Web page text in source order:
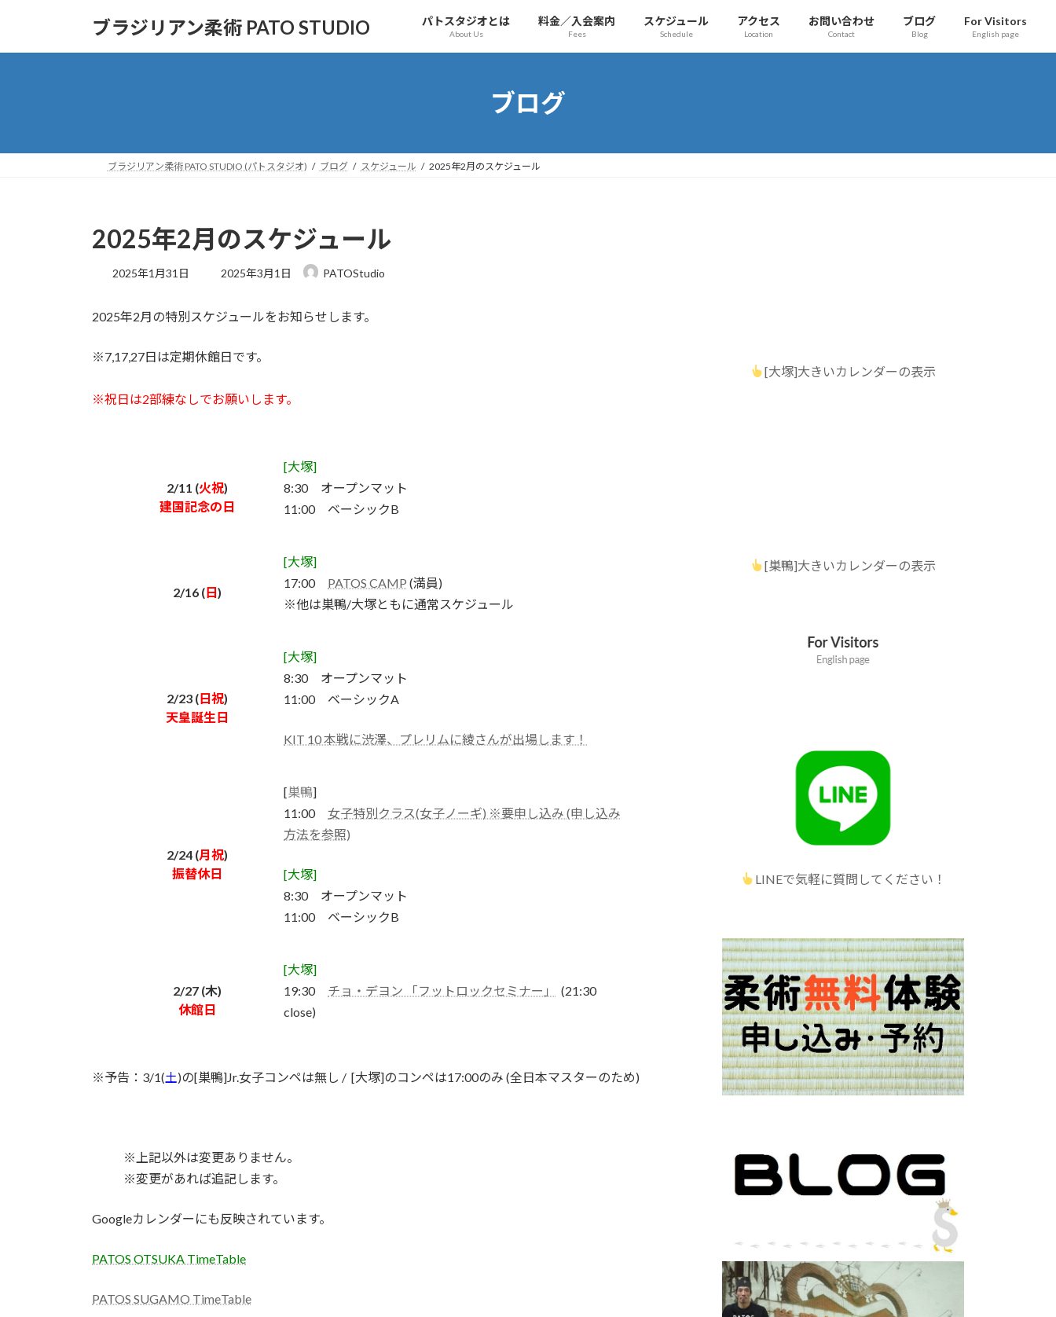
ブラジリアン柔術 PATO STUDIO パトスタジオとは
About Us
料金／入会案内
Fees
スケジュール
Schedule
アクセス
Location
お問い合わせ
Contact
ブログ
Blog
For Visitors
English page
ブログ
ブラジリアン柔術 PATO STUDIO (パトスタジオ) ブログ スケジュール 2025年2月のスケジュール
2025年2月のスケジュール
2025年1月31日
最
新
時
:
2025年3月1日 PATOStudio
2025年2月の特別スケジュールをお知らせします。
※7,17,27日は定期休館日です。
※祝日は2部練なしでお願いします。
2/11 (火祝)
建国記念の日
[大塚]
8:30 オープンマット
11:00 ベーシックB
2/16 ( 日 )
[大塚]
17:00 PATOS CAMP (満員)
※他は巣鴨/大塚ともに通常スケジュール
2/23 ( 日祝)
天皇誕生日
[大塚]
8:30 オープンマット
11:00 ベーシックA
KIT 10 本戦に渋澤、プレリムに綾さんが出場します！
2/24 (月祝)
振替休日
[巣鴨]
11:00 女子特別クラス(女子ノーギ) ※要申し込み (申し込み
方法を参照)
[大塚]
8:30 オープンマット
11:00 ベーシックB
2/27 (木)
休館日
[大塚]
19:30 チョ・デヨン 「フットロックセミナー」
(21:30
close)
※予告：3/1(土)の[巣鴨]Jr.女子コンペは無し / [大塚]のコンペは17:00のみ (全日本マスターのため)
※上記以外は変更ありません。
※変更があれば追記します。
Googleカレンダーにも反映されています。
PATOS OTSUKA TimeTable
PATOS SUGAMO TimeTable
[大塚]大きいカレンダーの表示
[巣鴨]大きいカレンダーの表示
LINEで気軽に質問してください！